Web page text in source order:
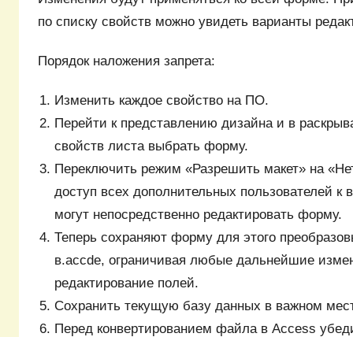
по списку свойств можно увидеть варианты
Порядок наложения запрета:
Изменить каждое свойство на ПО.
Перейти к представлению дизайна и в
свойств листа выбрать форму.
Переключить режим «Разрешить макет» на
доступ всех дополнительных пользователей к
могут непосредственно редактировать форму.
Теперь сохраняют форму для этого
в.accde, ограничивая любые дальнейшие
редактирование полей.
Сохранить текущую базу данных в важном
Перед конвертированием файла в Access